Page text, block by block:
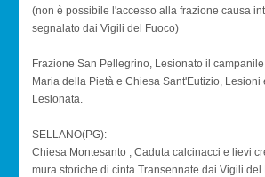
(non è possibile l'accesso alla frazione causa
segnalato dai Vigili del Fuoco)
Frazione San Pellegrino, Lesionato il
Maria della Pietà e Chiesa Sant'Eutizio,
Lesionata.
SELLANO(PG):
Chiesa Montesanto , Caduta calcinacci e lievi
mura storiche di cinta Transennate dai Vigili